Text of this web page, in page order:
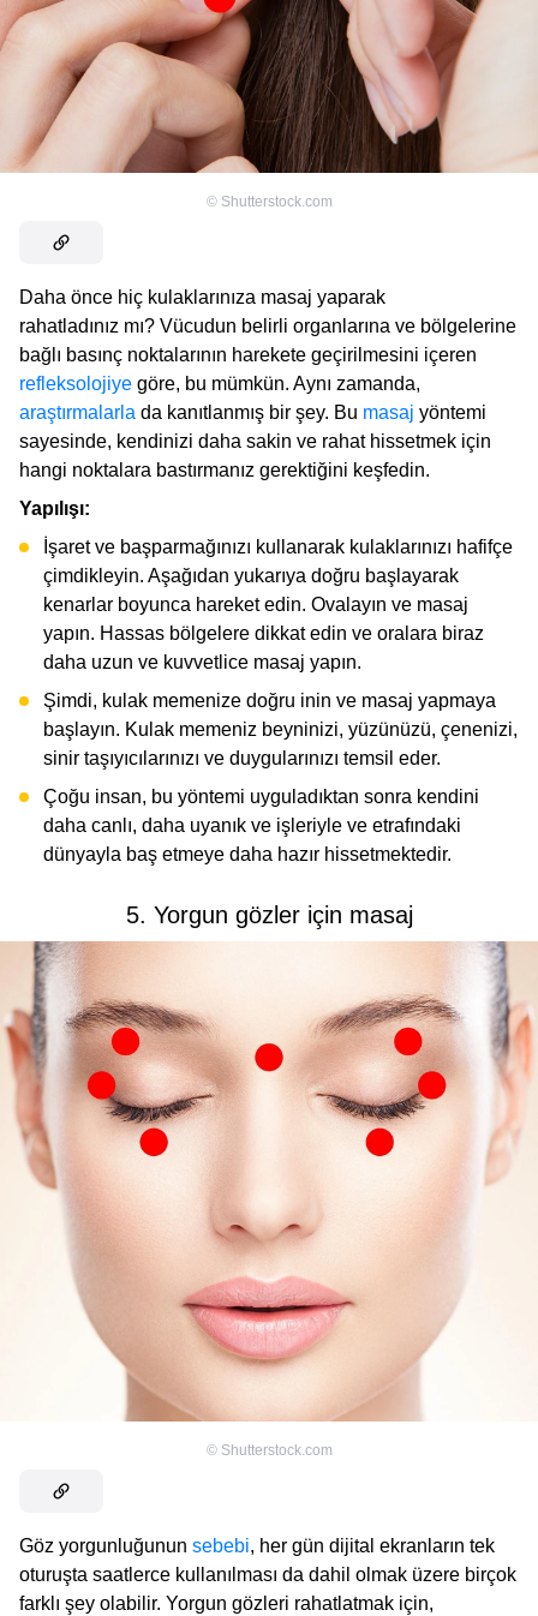
© Shutterstock.com
Daha önce hiç kulaklarınıza masaj yaparak
rahatladınız mı? Vücudun belirli organlarına ve bölgelerine
bağlı basınç noktalarının harekete geçirilmesini içeren
refleksolojiye göre, bu mümkün. Aynı zamanda,
araştırmalarla da kanıtlanmış bir şey. Bu masaj yöntemi
sayesinde, kendinizi daha sakin ve rahat hissetmek için
hangi noktalara bastırmanız gerektiğini keşfedin.
Yapılışı:
İşaret ve başparmağınızı kullanarak kulaklarınızı hafifçe
çimdikleyin. Aşağıdan yukarıya doğru başlayarak
kenarlar boyunca hareket edin. Ovalayın ve masaj
yapın. Hassas bölgelere dikkat edin ve oralara biraz
daha uzun ve kuvvetlice masaj yapın.
Şimdi, kulak memenize doğru inin ve masaj yapmaya
başlayın. Kulak memeniz beyninizi, yüzünüzü, çenenizi,
sinir taşıyıcılarınızı ve duygularınızı temsil eder.
Çoğu insan, bu yöntemi uyguladıktan sonra kendini
daha canlı, daha uyanık ve işleriyle ve etrafındaki
dünyayla baş etmeye daha hazır hissetmektedir.
5. Yorgun gözler için masaj
© Shutterstock.com
Göz yorgunluğunun sebebi, her gün dijital ekranların tek
oturuşta saatlerce kullanılması da dahil olmak üzere birçok
farklı şey olabilir. Yorgun gözleri rahatlatmak için,